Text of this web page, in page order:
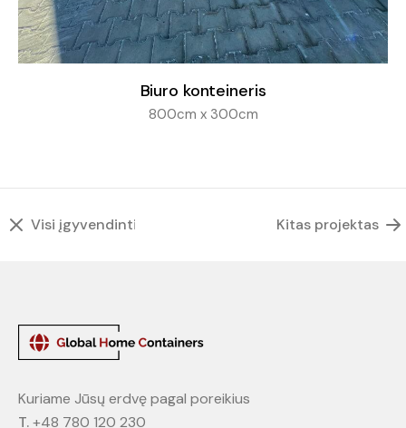
Biuro konteineris
800cm x 300cm
Visi įgyvendinti projektai Kitas projektas
Kuriame Jūsų erdvę pagal poreikius
T.+48 780 120 230